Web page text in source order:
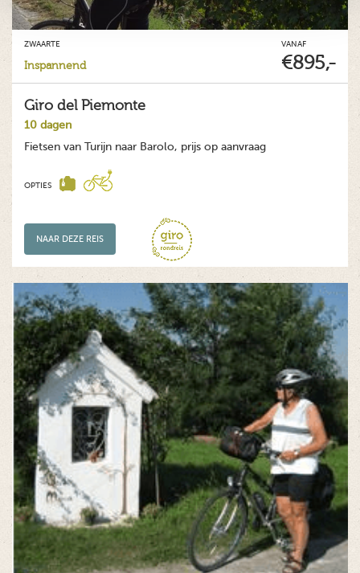
ZWAARTE
Inspannend
VANAF
€895,-
Giro del Piemonte
10 dagen
Fietsen van Turijn naar Barolo, prijs op aanvraag
OPTIES
NAAR DEZE REIS